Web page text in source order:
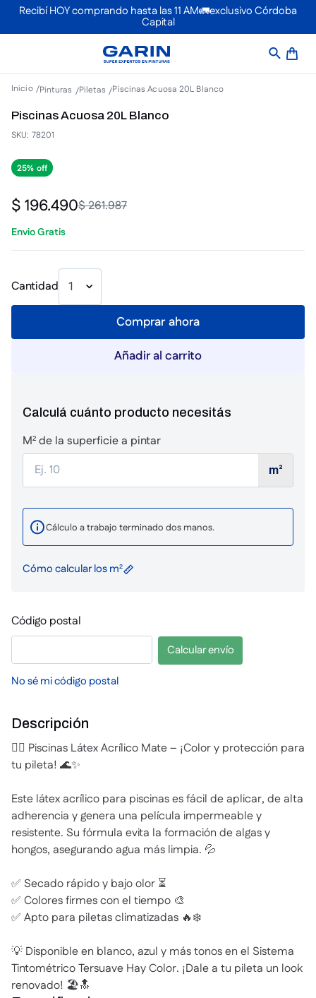
Recibí HOY comprando hasta las 11 AM🚛exclusivo Córdoba
Capital
Pinturas Piletas Piscinas Acuosa 20L Blanco
Piscinas Acuosa 20L Blanco
SKU: 78201
25%
$261.987
$196.490
Envio Gratis
Cantidad 1
Comprar ahora
Añadir al carrito
Calculá cuánto producto necesitás
M² de la superficie a pintar
m²
Cálculo a trabajo terminado dos manos.
Cómo calcular los m²
Código postal
No sé mi código postal
Calcular envío
Descripción
🏊‍♂️ Piscinas Látex Acrílico Mate – ¡Color y protección para
tu pileta! 🌊✨
Este látex acrílico para piscinas es fácil de aplicar, de alta
adherencia y genera una película impermeable y
resistente. Su fórmula evita la formación de algas y
hongos, asegurando agua más limpia. 💦
✅ Secado rápido y bajo olor ⏳
✅ Colores firmes con el tiempo 🎨
✅ Apto para piletas climatizadas 🔥❄️
💡 Disponible en blanco, azul y más tonos en el Sistema
Tintométrico Tersuave Hay Color. ¡Dale a tu pileta un look
renovado! 🏖️🔝